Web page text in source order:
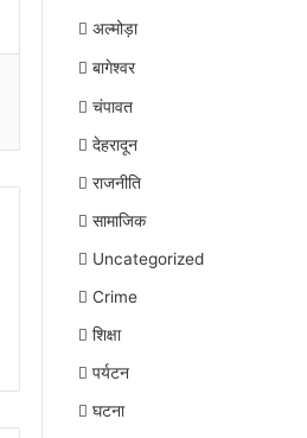
अल्मोड़ा
बागेश्वर
चंपावत
देहरादून
राजनीति
सामाजिक
Uncategorized
Crime
शिक्षा
पर्यटन
घटना